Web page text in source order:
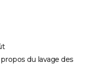
du lavage des